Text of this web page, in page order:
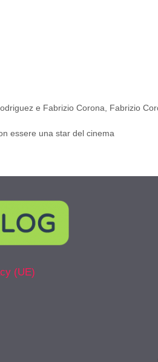
e Fabrizio Corona Fabrizio
essere una star del cinema
(UE)